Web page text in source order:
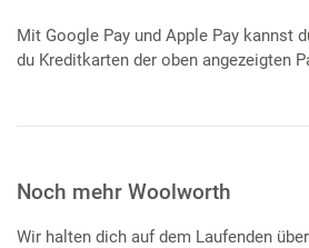
Mit Google Pay und Apple Pay kannst
du Kreditkarten der oben angezeigten
Noch mehr Woolworth
Wir halten dich auf dem Laufenden